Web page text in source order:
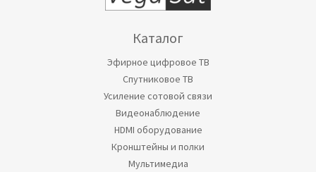
Каталог
Эфирное цифровое ТВ
Спутниковое ТВ
Усиление сотовой связи
Видеонаблюдение
HDMI оборудование
Кронштейны и полки
Мультимедиа